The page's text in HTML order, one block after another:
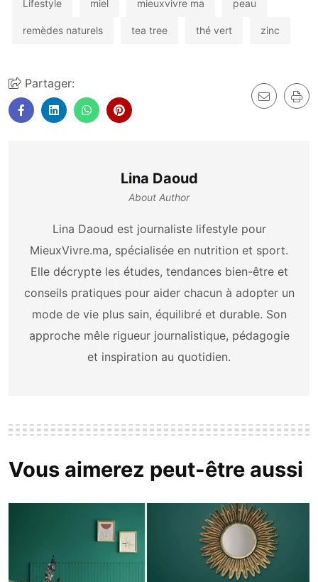
Lifestyle miel mieuxvivre ma peau
remèdes naturels tea tree thé vert zinc
Partager:
Lina Daoud
About Author
Lina Daoud est journaliste lifestyle pour
MieuxVivre.ma, spécialisée en nutrition et sport.
Elle décrypte les études, tendances bien-être et
conseils pratiques pour aider chacun à adopter un
mode de vie plus sain, équilibré et durable. Son
approche mêle rigueur journalistique, pédagogie
et inspiration au quotidien.
Vous aimerez peut-être aussi